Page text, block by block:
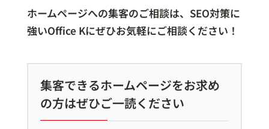
ホームページへの集客のご相談は、SEO対策に
強いOffice Kにぜひお気軽にご相談ください！
集客できるホームページをお求め
の方はぜひご一読ください